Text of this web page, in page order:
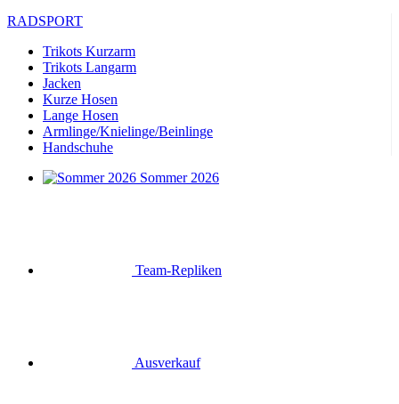
RADSPORT
Trikots Kurzarm
Trikots Langarm
Jacken
Kurze Hosen
Lange Hosen
Armlinge/Knielinge/Beinlinge
Handschuhe
Sommer 2026
Team-Repliken
Ausverkauf